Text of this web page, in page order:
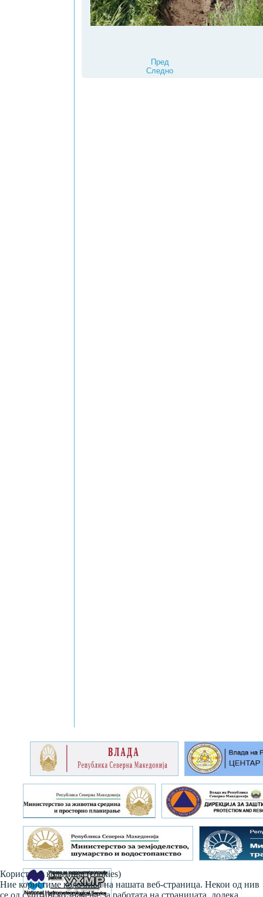
Пред
Следно
Користиме колачиња (cookies)
Ние користиме колачиња на нашата веб-страница. Некои од нив
се од суштинско значење за работата на страницата, додека